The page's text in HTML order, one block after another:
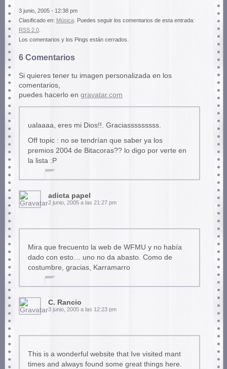
3 junio, 2005 - 12:38 pm
Clasificado en: Música. Puedes seguir los comentarios de esta entrada:
RSS 2.0.
Los comentarios y los Pings están cerrados.
6 Comentarios
Si quieres tener tu imagen personalizada en los
comentarios,
puedes hacerlo en gravatar.com
ualaaaa, eres mi Dios!!. Graciasssssssss.
Off topic : no se tendrían que saber ya los
premios 2004 de Bitacoras?? lo digo por verte en
la lista :P
adicta papel
2 junio, 2005 a las 21:27 pm
Mira que frecuento la web de WFMU y no había
dado con esto… uno no da abasto. Como de
costumbre, gracias, Karramarro
C. Rancio
3 junio, 2005 a las 12:23 pm
This is a wonderful website that Ive visited mant
times and always found some great things here.